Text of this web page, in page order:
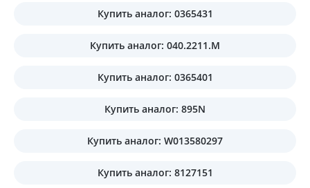
Купить аналог: 0365431
Купить аналог: 040.2211.M
Купить аналог: 0365401
Купить аналог: 895N
Купить аналог: W013580297
Купить аналог: 8127151